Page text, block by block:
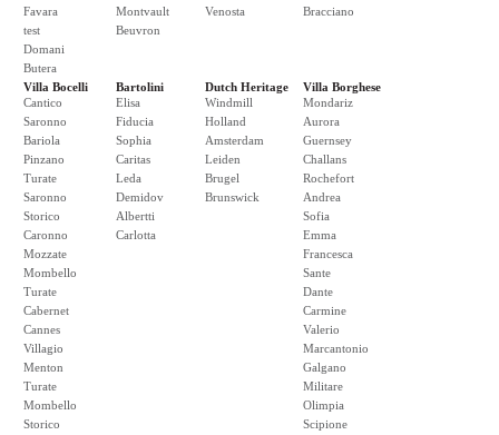
Favara
test
Domani
Butera
Montvault
Beuvron
Venosta
Bracciano
Villa Bocelli
Cantico
Saronno
Bariola
Pinzano
Turate
Saronno
Storico
Caronno
Mozzate
Mombello
Turate
Cabernet
Cannes
Villagio
Menton
Turate
Mombello
Storico
Bartolini
Elisa
Fiducia
Sophia
Caritas
Leda
Demidov
Albertti
Carlotta
Dutch Heritage
Windmill
Holland
Amsterdam
Leiden
Brugel
Brunswick
Villa Borghese
Mondariz
Aurora
Guernsey
Challans
Rochefort
Andrea
Sofia
Emma
Francesca
Sante
Dante
Carmine
Valerio
Marcantonio
Galgano
Militare
Olimpia
Scipione